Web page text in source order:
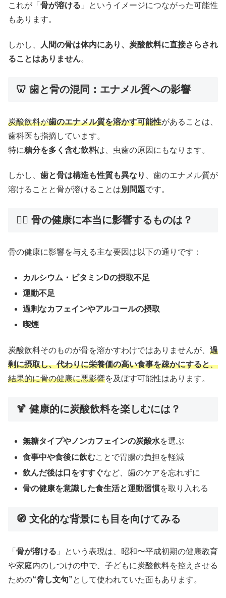
これが「 骨が溶ける 」というイメージにつながった可能性
もあります。
しかし、
人間の骨は体内にあり、炭酸飲料に直接さらされ
ることはありません。
🦷 歯と骨の混同：エナメル質への影響
炭酸飲料が歯のエナメル質を溶かす可能性があることは、
歯科医も指摘しています。
特に糖分を多く含む飲料は、虫歯の原因にもなります。
しかし、 歯と骨は構造も性質も異なり
、歯のエナメル質が
溶けることと骨が溶けることは別問題です。
🧘‍♀️ 骨の健康に本当に影響するものは？
骨の健康に影響を与える主な要因は以下の通りです：
カルシウム・ビタミンDの摂取不足
運動不足
過剰なカフェインやアルコールの摂取
喫煙
炭酸飲料そのものが骨を溶かすわけではありませんが、 過
剰に摂取し、代わりに栄養価の高い食事を疎かにすると、
結果的に骨の健康に悪影響を及ぼす可能性はあります。
🍹 健康的に炭酸飲料を楽しむには？
無糖タイプやノンカフェインの炭酸水を選ぶ
食事中や食後に飲むことで胃腸の負担を軽減
飲んだ後は口をすすぐなど、歯のケアを忘れずに
骨の健康を意識した食生活と運動習慣を取り入れる
🧭 文化的な背景にも目を向けてみる
「 骨が溶ける 」という表現は、昭和〜平成初期の健康教育
や家庭内のしつけの中で、子どもに炭酸飲料を控えさせる
ための“脅し文句”として使われていた面もあります。